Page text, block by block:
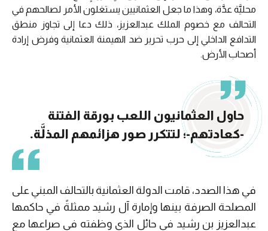
محليَّة عدَّة، وهذا ما جعل العثمانيين يستغلون الأمر لصالحهم في
التحالف مع خصوم الملك عبدالعزيز، ذلك دعا إلى تجاوز منطق
التدافع الداخلي إلى حرب تحرير ضد الهيمنة العثمانية وفرض إرادة
أصحاب الأرض.
حاول العثمانيون اللعب بورقة الفتنة
-كعادتهم-؛ لتتكرر صور هزائمهم المذلَّة.
في هذا الصدد، قامت الدولة العثمانية بالتحالف المبني على
المصلحة الصرفة بينها وإمارة آل رشيد ممثلةً في حاكمها
عبدالعزيز بن رشيد في حائل الذي وظفته في صراعها مع